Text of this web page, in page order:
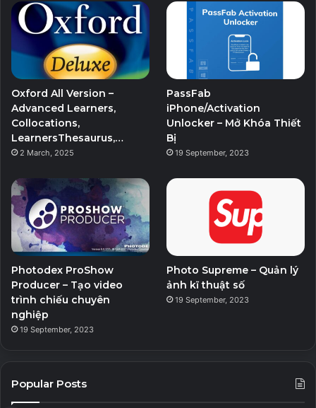
Oxford All Version –
Advanced Learners,
Collocations,
LearnersThesaurus,…
2 March, 2025
PassFab
iPhone/Activation
Unlocker – Mở Khóa Thiết
Bị
19 September, 2023
Photodex ProShow
Producer – Tạo video
trình chiếu chuyên
nghiệp
19 September, 2023
Photo Supreme – Quản lý
ảnh kĩ thuật số
19 September, 2023
Popular Posts